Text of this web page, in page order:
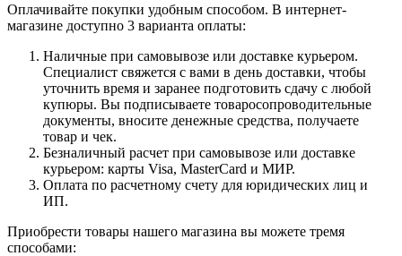
Оплачивайте покупки удобным способом. В интернет-
магазине доступно 3 варианта оплаты:
Наличные при самовывозе или доставке курьером.
Специалист свяжется с вами в день доставки, чтобы
уточнить время и заранее подготовить сдачу с любой
купюры. Вы подписываете товаросопроводительные
документы, вносите денежные средства, получаете
товар и чек.
Безналичный расчет при самовывозе или доставке
курьером: карты Visa, MasterCard и МИР.
Оплата по расчетному счету для юридических лиц и
ИП.
Приобрести товары нашего магазина вы можете тремя
способами: